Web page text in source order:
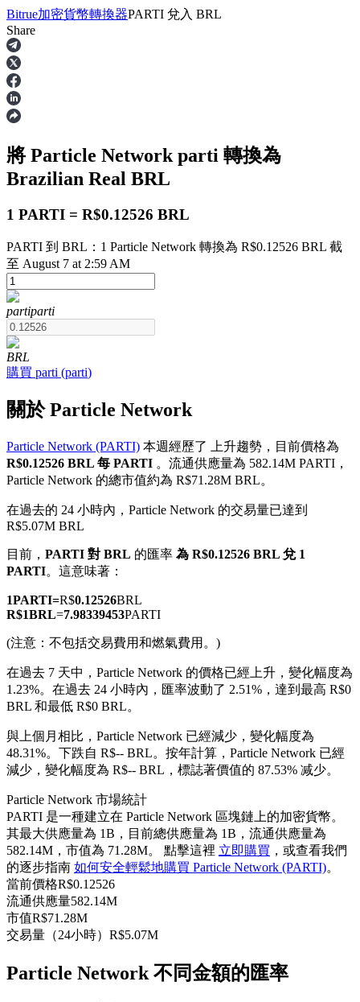
合約
USDT永續
多種以USDT結算的永續合約
幣本位永續
以數字貨幣為保證金的永續合約
美股、外匯、貴金屬及大宗商品衍生性商品
USDC永續
多種以USDC結算的永續合約
跟單
與頂尖交易專家同行
Bitrue加密貨幣轉換器PARTI 兌入 BRL
Share
將 Particle Network parti 轉換為
Brazilian Real BRL
1 PARTI = R$0.12526 BRL
PARTI 到 BRL：1 Particle Network 轉換為 R$0.12526 BRL 截
至 August 7 at 2:59 AM
partiparti
BRL
購買 parti (parti)
關於 Particle Network
Particle Network (PARTI) 本週經歷了 上升趨勢，目前價格為
R$0.12526 BRL 每 PARTI 。流通供應量為 582.14M PARTI，
Particle Network 的總市值約為 R$71.28M BRL。
在過去的 24 小時內，Particle Network 的交易量已達到
R$5.07M BRL
目前， PARTI 對 BRL 的匯率 為 R$0.12526 BRL 兌 1
PARTI。這意味著：
1PARTI=R$0.12526BRL
R$1BRL=7.98339453PARTI
(注意：不包括交易費用和燃氣費用。)
在過去 7 天中，Particle Network 的價格已經上升，變化幅度為
1.23%。 在過去 24 小時內，匯率波動了 2.51%，達到最高 R$0
BRL 和最低 R$0 BRL。
與上個月相比，Particle Network 已經減少，變化幅度為
48.31%。下跌自 R$-- BRL。 按年計算，Particle Network 已經
減少，變化幅度為 R$-- BRL，標誌著價值的 87.53% 减少。
Particle Network 市場統計
PARTI 是一種建立在 Particle Network 區塊鏈上的加密貨幣。
其最大供應量為 1B，目前總供應量為 1B，流通供應量為
582.14M，市值為 71.28M。 點擊這裡 立即購買 ，或查看我們
的逐步指南 如何安全輕鬆地購買 Particle Network (PARTI)。
當前價格R$0.12526
流通供應量582.14M
市值R$71.28M
交易量（24小時） R$5.07M
Particle Network 不同金額的匯率